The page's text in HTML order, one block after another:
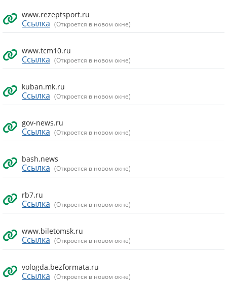
www.rezeptsport.ru
Ссылка (Откроется в новом окне)
www.tcm10.ru
Ссылка (Откроется в новом окне)
kuban.mk.ru
Ссылка (Откроется в новом окне)
gov-news.ru
Ссылка (Откроется в новом окне)
bash.news
Ссылка (Откроется в новом окне)
rb7.ru
Ссылка (Откроется в новом окне)
www.biletomsk.ru
Ссылка (Откроется в новом окне)
vologda.bezformata.ru
Ссылка (Откроется в новом окне)